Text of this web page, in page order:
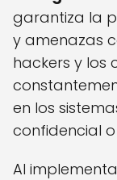
garantiza la
y amenazas
hackers y los
en los
confidencial
Al